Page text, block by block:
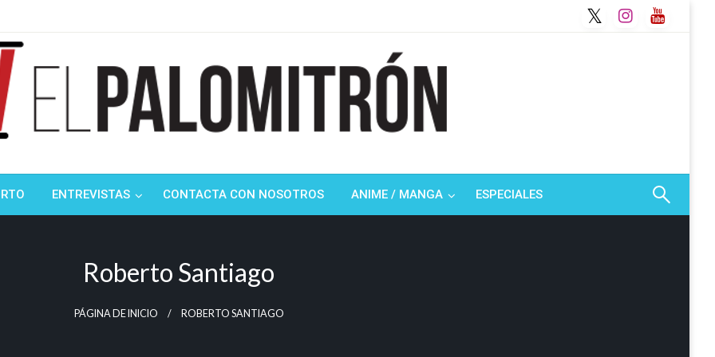
ENTREVISTAS CONTACTA CON NOSOTROS ANIME / MANGA ESPECIALES
Roberto Santiago
PÁGINA DE INICIO ROBERTO SANTIAGO